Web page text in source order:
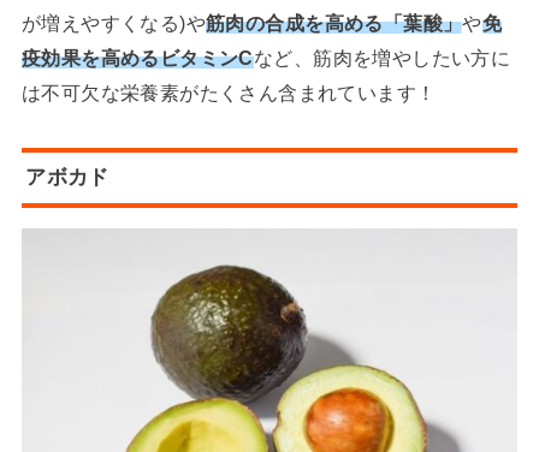
が増えやすくなる)や筋肉の合成を高める「葉酸」や免
疫効果を高めるビタミンCなど、筋肉を増やしたい方に
は不可欠な栄養素がたくさん含まれています！
アボカド